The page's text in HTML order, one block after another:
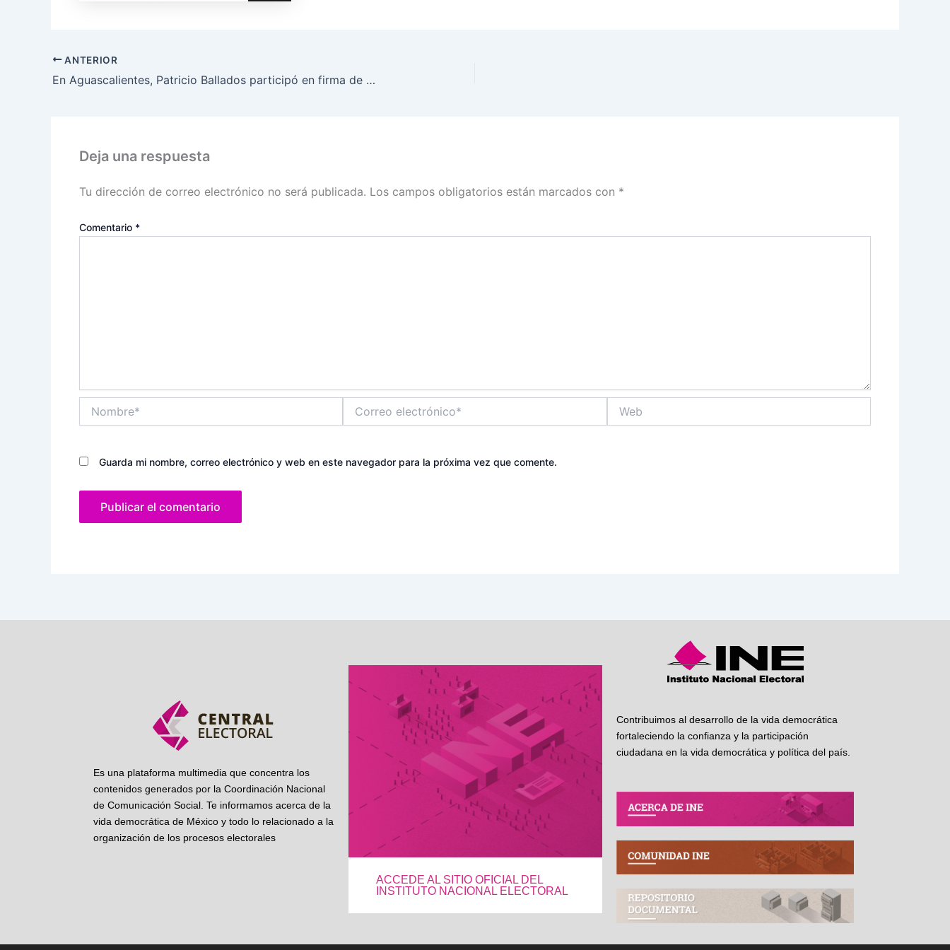
ANTERIOR
En Aguascalientes, Patricio Ballados participó en firma de carta compromiso para proteger los derechos de la niñez en propaganda política
Deja una respuesta
Tu dirección de correo electrónico no será publicada. Los campos obligatorios están marcados con *
Comentario *
electrónico*
Guarda mi nombre, correo electrónico y web en este navegador para la próxima vez que comente.
Es una plataforma multimedia que concentra los
contenidos generados por la Coordinación Nacional
de Comunicación Social. Te informamos acerca de la
vida democrática de México y todo lo relacionado a la
organización de los procesos electorales
ACCEDE AL SITIO OFICIAL DEL
INSTITUTO NACIONAL ELECTORAL
Contribuimos al desarrollo de la vida democrática
fortaleciendo la confianza y la participación
ciudadana en la vida democrática y política del país.